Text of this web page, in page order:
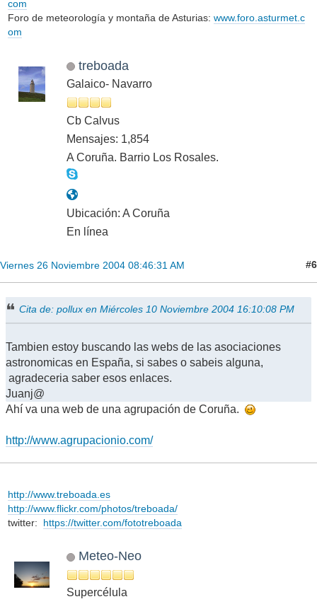
com
Foro de meteorología y montaña de Asturias: www.foro.asturmet.c
om
treboada
Galaico- Navarro
Cb Calvus
Mensajes: 1,854
A Coruña. Barrio Los Rosales.
Ubicación: A Coruña
En línea
Viernes 26 Noviembre 2004 08:46:31 AM #6
Cita de: pollux en Miércoles 10 Noviembre 2004 16:10:08 PM
Tambien estoy buscando las webs de las asociaciones
astronomicas en España, si sabes o sabeis alguna,
agradeceria saber esos enlaces.
Juanj@
Ahí va una web de una agrupación de Coruña.
http://www.agrupacionio.com/
http://www.treboada.es
http://www.flickr.com/photos/treboada/
twitter: https://twitter.com/fototreboada
Meteo-Neo
Supercélula